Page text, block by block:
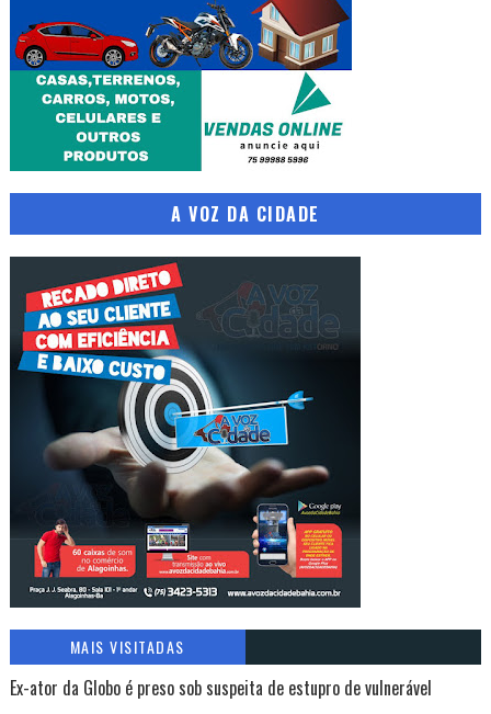
A VOZ DA CIDADE
MAIS VISITADAS
Ex-ator da Globo é preso sob suspeita de estupro de vulnerável